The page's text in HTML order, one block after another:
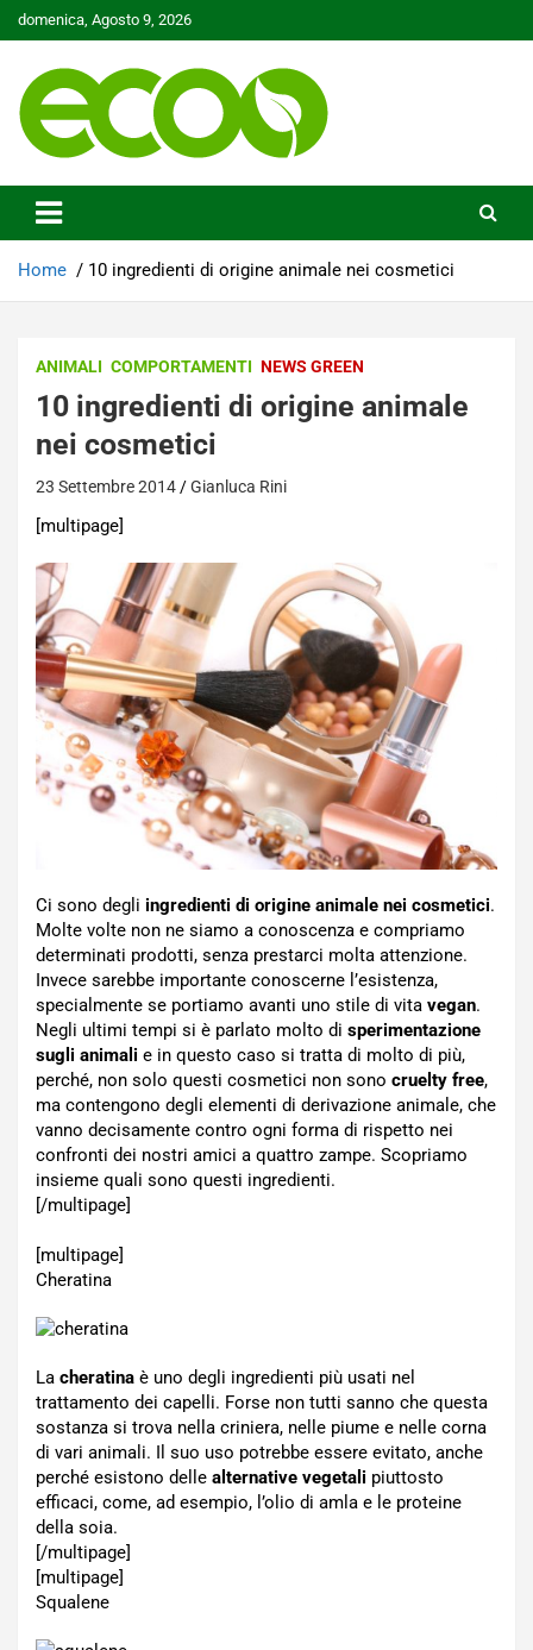
Skip
to
domenica, Agosto 9, 2026
Ecoo.it
Home 10 ingredienti di origine animale nei cosmetici
ANIMALI COMPORTAMENTI NEWS GREEN
10 ingredienti di origine animale
nei cosmetici
23 Settembre 2014 Gianluca Rini
[multipage]
Ci sono degli ingredienti di origine animale nei cosmetici.
Molte volte non ne siamo a conoscenza e compriamo
determinati prodotti, senza prestarci molta attenzione.
Invece sarebbe importante conoscerne l’esistenza,
specialmente se portiamo avanti uno stile di vita vegan.
Negli ultimi tempi si è parlato molto di sperimentazione
sugli animali e in questo caso si tratta di molto di più,
perché, non solo questi cosmetici non sono cruelty free,
ma contengono degli elementi di derivazione animale, che
vanno decisamente contro ogni forma di rispetto nei
confronti dei nostri amici a quattro zampe. Scopriamo
insieme quali sono questi ingredienti.
[/multipage]
[multipage]
Cheratina
La cheratina è uno degli ingredienti più usati nel
trattamento dei capelli. Forse non tutti sanno che questa
sostanza si trova nella criniera, nelle piume e nelle corna
di vari animali. Il suo uso potrebbe essere evitato, anche
perché esistono delle alternative vegetali piuttosto
efficaci, come, ad esempio, l’olio di amla e le proteine
della soia.
[/multipage]
[multipage]
Squalene